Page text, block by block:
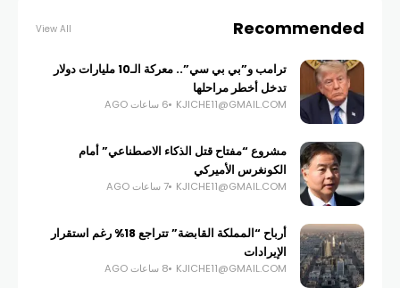
Recommended
View All
ترامب و”بي بي سي”.. معركة الـ10 مليارات دولار
تدخل أخطر مراحلها
KJICHE11@GMAIL.COM 6 ساعات AGO
مشروع “مفتاح قتل الذكاء الاصطناعي” أمام
الكونغرس الأميركي
KJICHE11@GMAIL.COM 7 ساعات AGO
أرباح “المملكة القابضة” تتراجع 18% رغم استقرار
الإيرادات
KJICHE11@GMAIL.COM 8 ساعات AGO